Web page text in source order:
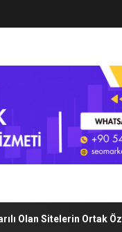
Sitelerin Ortak Özellikleri